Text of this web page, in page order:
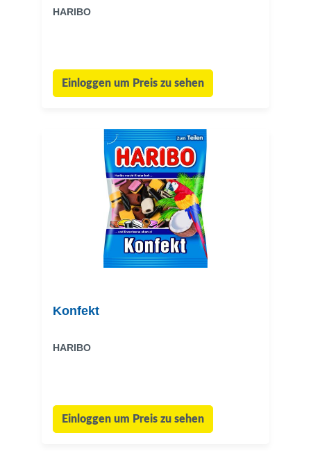
HARIBO
Einloggen um Preis zu sehen
Konfekt
HARIBO
Einloggen um Preis zu sehen